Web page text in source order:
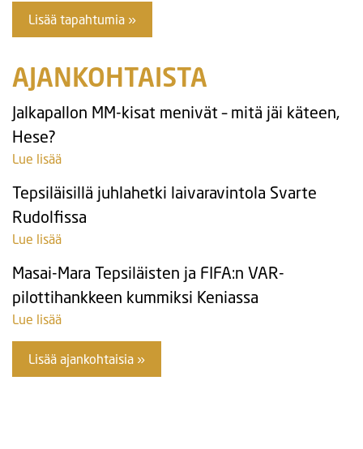
Lisää tapahtumia »
AJANKOHTAISTA
Jalkapallon MM-kisat menivät – mitä jäi käteen,
Hese?
Lue lisää
Tepsiläisillä juhlahetki laivaravintola Svarte
Rudolfissa
Lue lisää
Masai-Mara Tepsiläisten ja FIFA:n VAR-
pilottihankkeen kummiksi Keniassa
Lue lisää
Lisää ajankohtaisia »